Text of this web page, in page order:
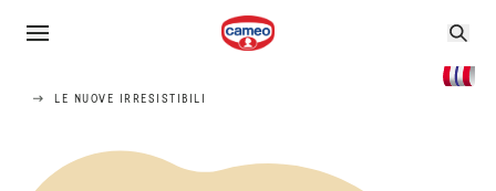
LE NUOVE IRRESISTIBILI